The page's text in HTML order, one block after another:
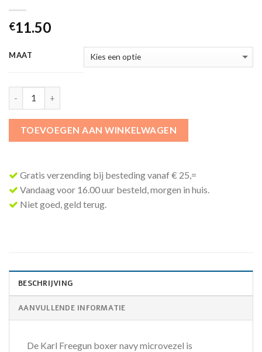
€11.50
MAAT
TOEVOEGEN AAN WINKELWAGEN
Gratis verzending bij besteding vanaf € 25,=
Vandaag voor 16.00 uur besteld, morgen in huis.
Niet goed, geld terug.
BESCHRIJVING
AANVULLENDE INFORMATIE
De Karl Freegun boxer navy microvezel is